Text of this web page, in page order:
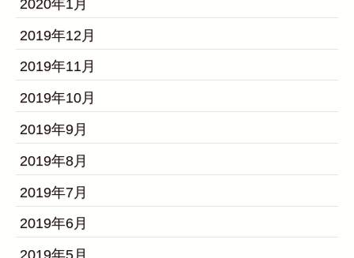
2020年1月
2019年12月
2019年11月
2019年10月
2019年9月
2019年8月
2019年7月
2019年6月